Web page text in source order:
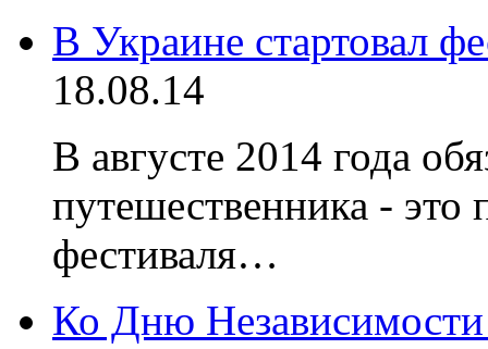
В Украине стартовал
18.08.14
В августе 2014 года
путешественника - это
фестиваля…
Ко Дню Независимости